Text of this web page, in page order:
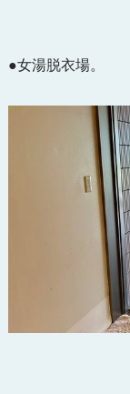
●女湯脱衣場。